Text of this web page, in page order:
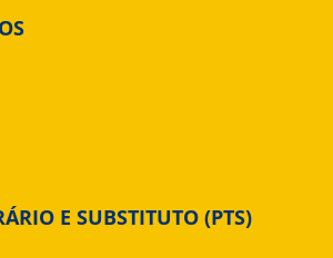
E SUBSTITUTO (PTS)